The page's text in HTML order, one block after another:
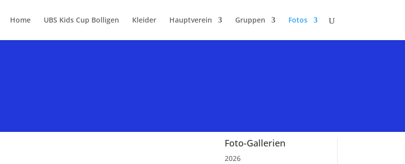
Home UBS Kids Cup Bolligen Kleider Hauptverein Gruppen Fotos
Foto-Gallerien
2026